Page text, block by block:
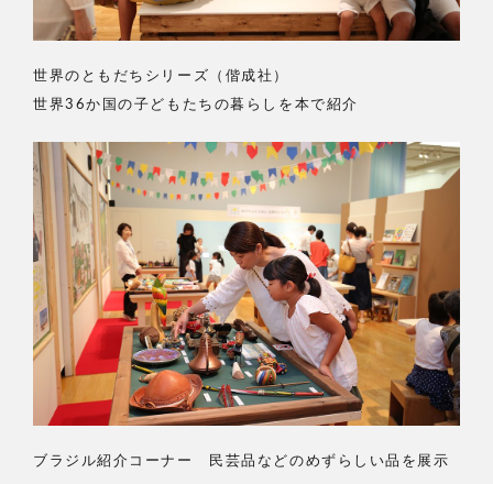
世界のともだちシリーズ（偕成社）
世界36か国の子どもたちの暮らしを本で紹介
ブラジル紹介コーナー 民芸品などのめずらしい品を展示